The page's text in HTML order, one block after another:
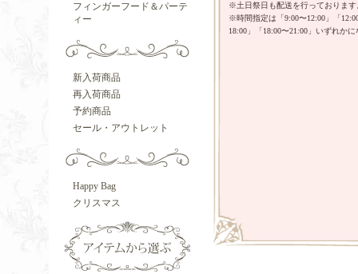
フィンガーフード＆パーテ
ィー
新入荷商品
再入荷商品
予約商品
セール・アウトレット
Happy Bag
クリスマス
※土日祭日も配送を行っております
※時間指定は「9:00〜12:00」「
18:00」「18:00〜21:00」いずれか